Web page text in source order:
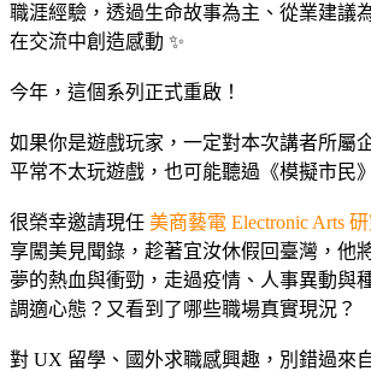
職涯經驗，透過生命故事為主、從業建議
在交流中創造感動 ✨
今年，這個系列正式重啟！
如果你是遊戲玩家，一定對本次講者所屬
平常不太玩遊戲，也可能聽過《模擬市民
很榮幸邀請現任 美商藝電 Electronic Arts
享闖美見聞錄，趁著宜汝休假回臺灣，他
夢的熱血與衝勁，走過疫情、人事異動與
調適心態？又看到了哪些職場真實現況？
對 UX 留學、國外求職感興趣，別錯過來